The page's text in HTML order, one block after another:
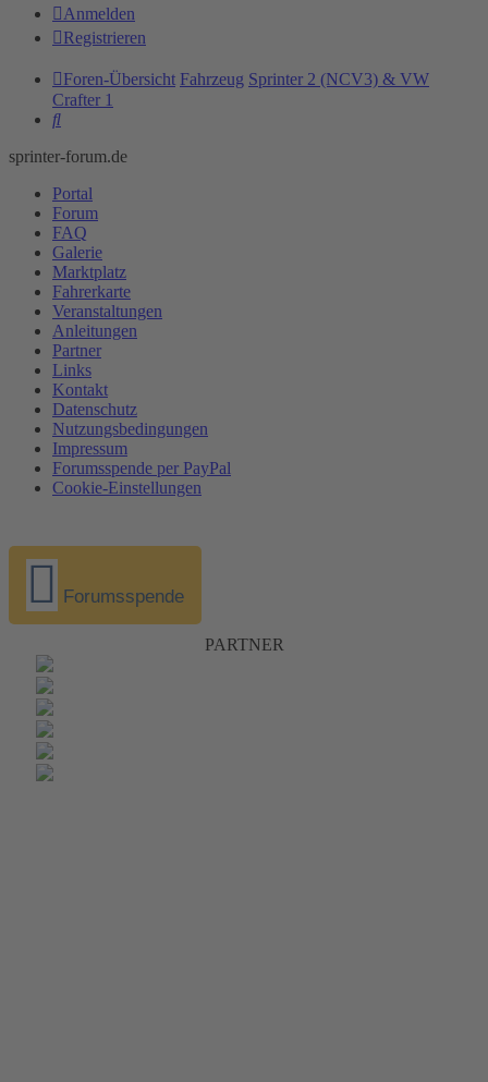
Anmelden
Registrieren
Foren-Übersicht Fahrzeug Sprinter 2 (NCV3) & VW
Crafter 1
Suche
sprinter-forum.de
Portal
Forum
FAQ
Galerie
Marktplatz
Fahrerkarte
Veranstaltungen
Anleitungen
Partner
Links
Kontakt
Datenschutz
Nutzungsbedingungen
Impressum
Forumsspende per PayPal
Cookie-Einstellungen
Forumsspende
PARTNER